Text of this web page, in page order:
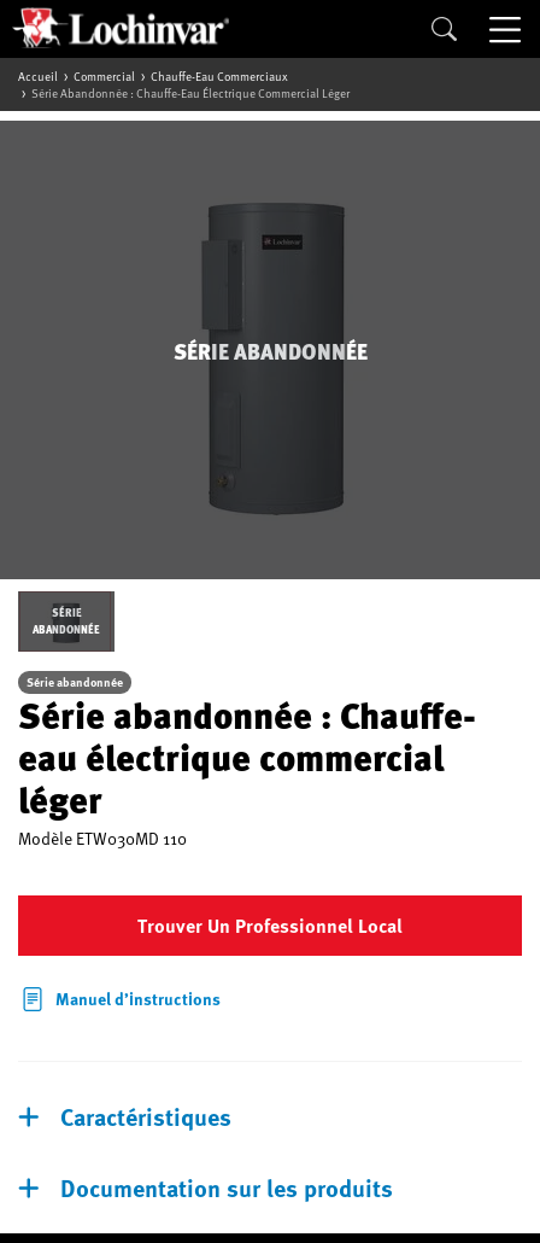
Accueil Commercial
Chauffe-Eau Commerciaux
Série Abandonnée : Chauffe-Eau Électrique Commercial Léger
SÉRIE ABANDONNÉE
SÉRIE
ABANDONNÉE
Série abandonnée
Série abandonnée : Chauffe-
eau électrique commercial
léger
Modèle ETW030MD 110
Trouver Un Professionnel Local
Manuel d’instructions
Caractéristiques
Documentation sur les produits